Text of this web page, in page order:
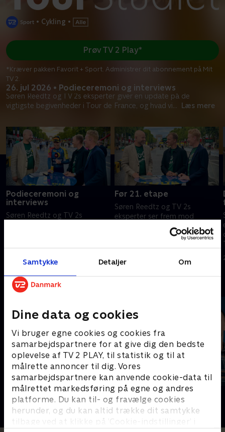
Samtykke Detaljer Om
Dine data og cookies
Vi bruger egne cookies og cookies fra
samarbejdspartnere for at give dig den bedste
oplevelse af TV 2 PLAY, til statistik og til at
målrette annoncer til dig. Vores
samarbejdspartnere kan anvende cookie-data til
målrettet markedsføring på egne og andres
platforme. Du kan til- og fravælge cookies
herunder, og du kan altid trække dit samtykke
tilbage ved at klikke på ’Cookie-indstillinger’ i
• Cykling •
26. jul 2026 • Podieceremoni og interviews
Søren Reedtz og TV 2s eksperter giver en update på de
vigtigste begivenheder i Tour de France, og hvad vi... Læs mere
Prøv TV 2 Play*
*Kræver pakken Favorit + Sport. Administrer dit abonnement på Mit
TV 2.
Podieceremoni og
interviews
Søren Reedtz og TV 2s
dage.
Før 21. etape
Søren Reedtz og TV 2s
eksperter ser frem mod
dagens etape i Tour de France.
Andre så også
Sport Fokus
Sport
PLAYER
Fodbold